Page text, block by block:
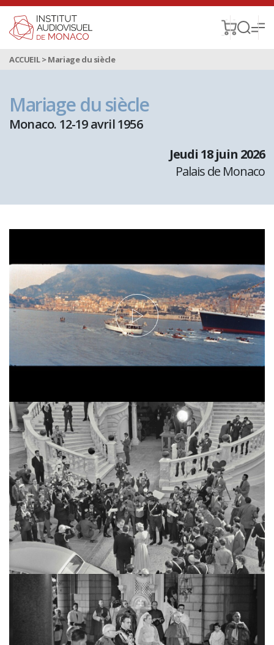
ACCUEIL>Mariage du siècle
Mariage du siècle
Monaco. 12-19 avril 1956
jeudi 18 juin 2026
Palais de Monaco